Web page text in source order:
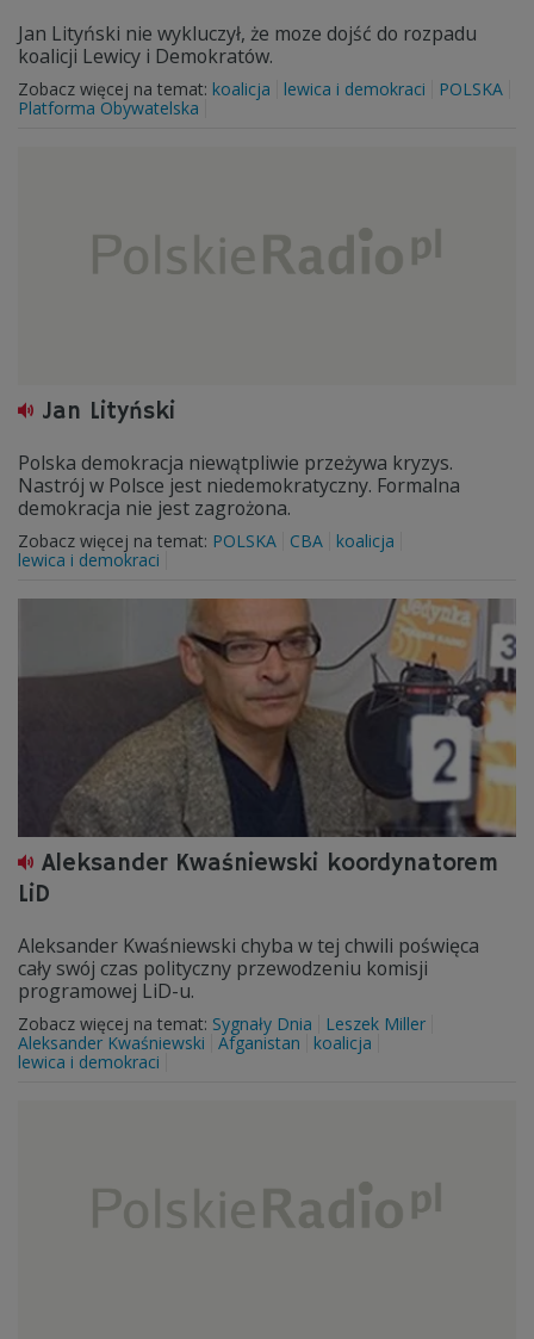
Jan Lityński nie wykluczył, że moze dojść do rozpadu
koalicji Lewicy i Demokratów.
Zobacz więcej na temat: koalicja lewica i demokraci
POLSKA
Platforma Obywatelska
Jan Lityński
Polska demokracja niewątpliwie przeżywa kryzys.
Nastrój w Polsce jest niedemokratyczny. Formalna
demokracja nie jest zagrożona.
Zobacz więcej na temat: POLSKA CBA
koalicja
lewica i demokraci
Aleksander Kwaśniewski koordynatorem
LiD
Aleksander Kwaśniewski chyba w tej chwili poświęca
cały swój czas polityczny przewodzeniu komisji
programowej LiD-u.
Zobacz więcej na temat: Sygnały Dnia
Leszek Miller
Aleksander Kwaśniewski
Afganistan
koalicja
lewica i demokraci